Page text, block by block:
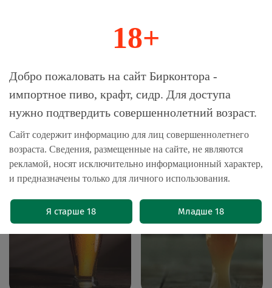
Магазин-Склад импортного пива, крафта и
Главная Бренды Пиво Асахи / Asahi
Пиво Асахи / Asahi
Светлое пиво Пшеничное пиво
18+
Добро пожаловать на сайт Бирконтора -
импортное пиво, крафт, сидр. Для доступа
нужно подтвердить совершеннолетний возраст.
Сайт содержит информацию для лиц совершеннолетнего
возраста. Сведения, размещенные на сайте, не являются
рекламой, носят исключительно информационный характер,
и предназначены только для личного использования.
Я старше 18 Младше 18